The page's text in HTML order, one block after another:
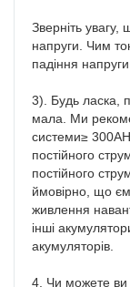
Зверніть
напруги. Чим
падіння напруги
3). Будь ласка,
мала. Ми
системи≥
постійного
постійного
ймовірно, що
живлення
інші
акумуляторів.
4. Чи можете ви